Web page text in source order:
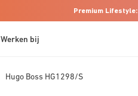
Premium Lifestyle:
Werken bij
Hugo Boss HG1298/S